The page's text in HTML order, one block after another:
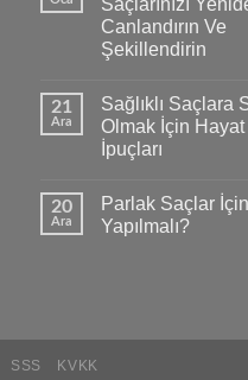
Canlandırın Ve
Şekillendirin
21
Ara
Sağlıklı Saçlara
Olmak İçin Hayat
İpuçları
20
Ara
Parlak Saçlar
Yapılmalı?
SSS KVKK